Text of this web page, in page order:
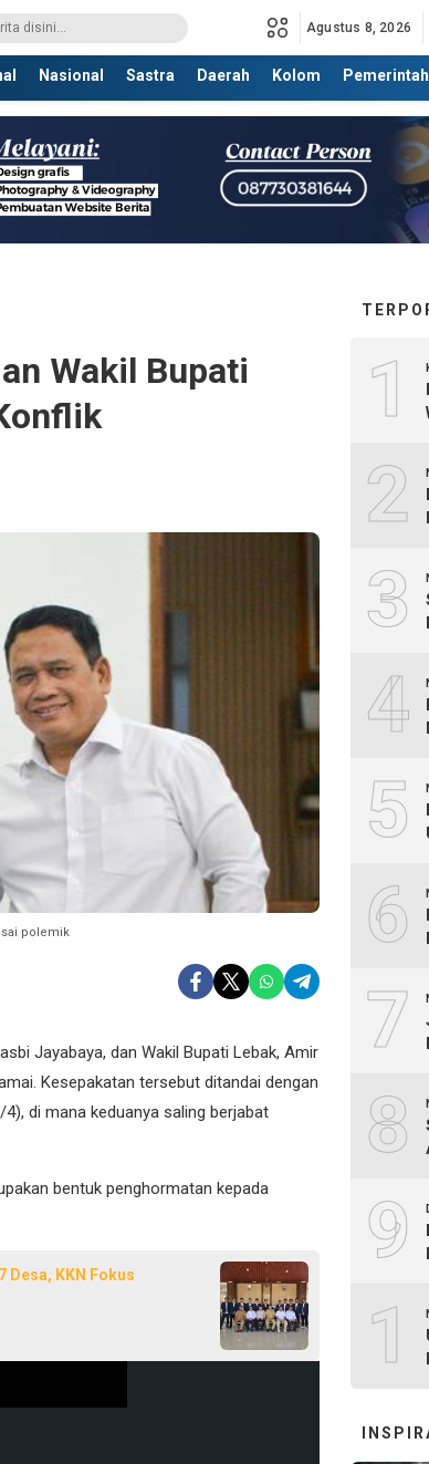
Agustus 8, 2026
Nasional Sastra Daerah Kolom
Wakil Bupati
polemik
Jayabaya, dan Wakil Bupati Lebak, Amir
Kesepakatan tersebut ditandai dengan
di mana keduanya saling berjabat
bentuk penghormatan kepada
Desa, KKN Fokus
1
2
3
4
5
6
7
8
9